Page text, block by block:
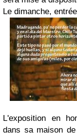
Le dimanche,
L'exposition en
dans sa maison